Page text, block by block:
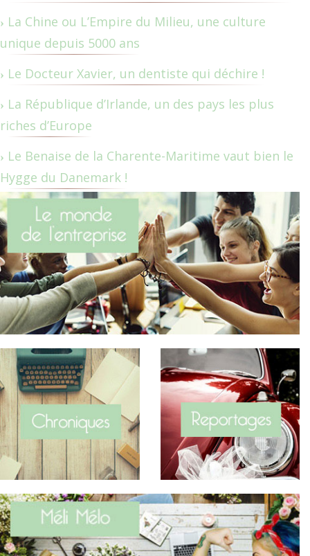
La Chine ou L’Empire du Milieu, une culture
unique depuis 5000 ans
Le Docteur Xavier, un dentiste qui déchire !
La République d’Irlande, un des pays les plus
riches d’Europe
Le Benaise de la Charente-Maritime vaut bien le
Hygge du Danemark !